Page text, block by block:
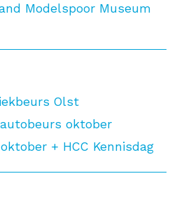
Modelspoor Museum
Olst
oktober
+ HCC Kennisdag